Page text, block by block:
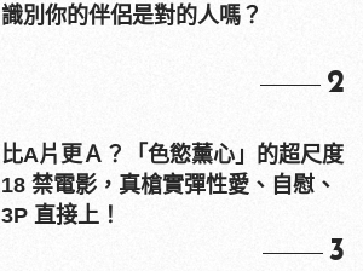
識別你的伴侶是對的人嗎？
2
比A片更Ａ？「色慾薰心」的超尺度
18 禁電影，真槍實彈性愛、自慰、
3P 直接上！
3